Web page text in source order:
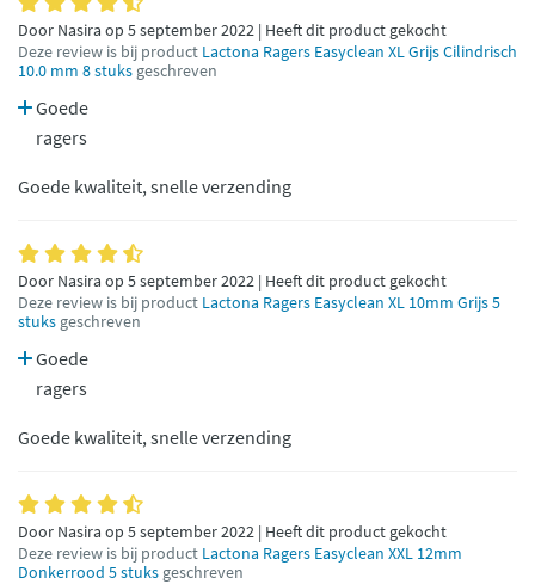
Door Nasira op 5 september 2022 | Heeft dit product gekocht
Deze review is bij product Lactona Ragers Easyclean XL Grijs Cilindrisch
10.0 mm 8 stuks geschreven
Goede
ragers
Goede kwaliteit, snelle verzending
Door Nasira op 5 september 2022 | Heeft dit product gekocht
Deze review is bij product Lactona Ragers Easyclean XL 10mm Grijs 5
stuks geschreven
Goede
ragers
Goede kwaliteit, snelle verzending
Door Nasira op 5 september 2022 | Heeft dit product gekocht
Deze review is bij product Lactona Ragers Easyclean XXL 12mm
Donkerrood 5 stuks geschreven